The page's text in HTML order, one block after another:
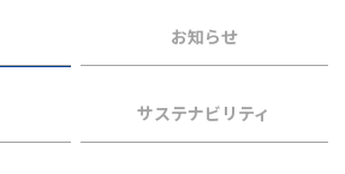
お知らせ
サステナビリティ